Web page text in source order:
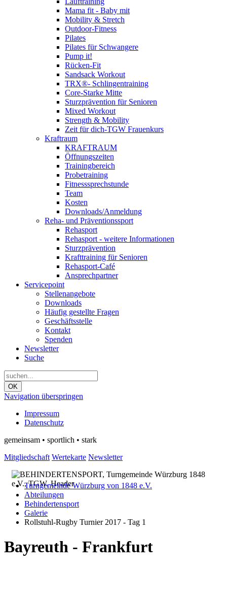
Mama fit - Baby mit
Mobility & Stretch
Outdoor-Fitness
Pilates
Pilates für Schwangere
Pump it!
Rücken-Fit
Sandsack Workout
TRX®- Schlingentraining
Core-Starke Mitte
Sturzprävention für Senioren
Mixed Workout
Strength & Mobility
Zeit für dich-TGW Frauenkurs
Kraftraum
KRAFTRAUM
Öffnungszeiten
Trainingbereich
Probetraining
Fitnesssprechstunde
Team
Kosten
Downloads/Anmeldung
Reha- und Präventionssport
Rehasport
Rehasport - weitere Informationen
Sturzprävention
Krafttraining für Senioren
Rehasport-Café
Ansprechpartner
Servicepoint
Stellenangebote
Downloads
Häufig gestellte Fragen
Geschäftsstelle
Kontakt
Spenden
Newsletter
Suche
OK
Navigation überspringen
Impressum
Datenschutz
gemeinsam • sportlich • stark
Mitgliedschaft Wertekarte Newsletter
Turngemeinde Würzburg von 1848 e.V.
Abteilungen
Behindertensport
Galerie
Rollstuhl-Rugby Turnier 2017 - Tag 1
Bayreuth - Frankfurt